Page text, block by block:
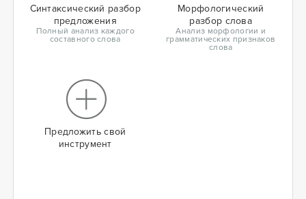
Синтаксический разбор
предложения
Полный анализ каждого
составного слова
Морфологический
разбор слова
Анализ морфологии и
грамматических признаков
слова
Предложить свой
инструмент